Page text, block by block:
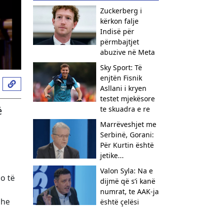
të
Zuckerberg i
kërkon falje
Indisë për
përmbajtjet
abuzive në Meta
Sky Sport: Të
enjtën Fisnik
Asllani i kryen
testet mjekësore
te skuadra e re
Marrëveshjet me
Serbinë, Gorani:
Për Kurtin është
jetike...
Valon Syla: Na e
dijmë që s’i kanë
numrat, te AAK-ja
është çelësi